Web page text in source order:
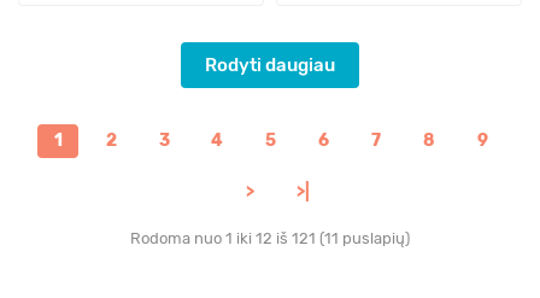
Rodyti daugiau
1 2 3 4 5 6 7 8 9
> >|
Rodoma nuo 1 iki 12 iš 121 (11 puslapių)